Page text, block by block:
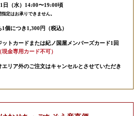
日（水）14:00〜19:00頃
指定はお承りできません。
1個につき1,300円（税込）
ットカードまたは紀ノ国屋メンバーズカード1回
現金専用カード不可）
エリア外のご注文はキャンセルとさせていただき